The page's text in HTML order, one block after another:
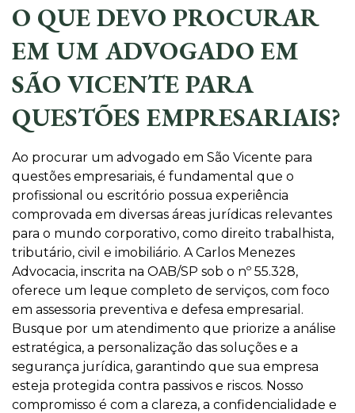
O QUE DEVO PROCURAR
EM UM ADVOGADO EM
SÃO VICENTE PARA
QUESTÕES EMPRESARIAIS?
Ao procurar um advogado em São Vicente para
questões empresariais, é fundamental que o
profissional ou escritório possua experiência
comprovada em diversas áreas jurídicas relevantes
para o mundo corporativo, como direito trabalhista,
tributário, civil e imobiliário. A Carlos Menezes
Advocacia, inscrita na OAB/SP sob o nº 55.328,
oferece um leque completo de serviços, com foco
em assessoria preventiva e defesa empresarial.
Busque por um atendimento que priorize a análise
estratégica, a personalização das soluções e a
segurança jurídica, garantindo que sua empresa
esteja protegida contra passivos e riscos. Nosso
compromisso é com a clareza, a confidencialidade e